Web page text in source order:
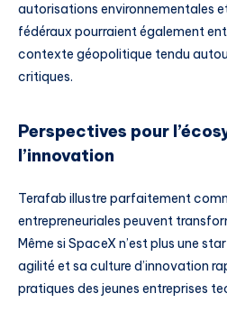
autorisations environnementales
fédéraux pourraient également
contexte géopolitique tendu
critiques.
Perspectives pour
l’innovation
Terafab illustre parfaitement
entrepreneuriales peuvent
Même si SpaceX n’est plus une
agilité et sa culture d’innovation
pratiques des jeunes entreprises